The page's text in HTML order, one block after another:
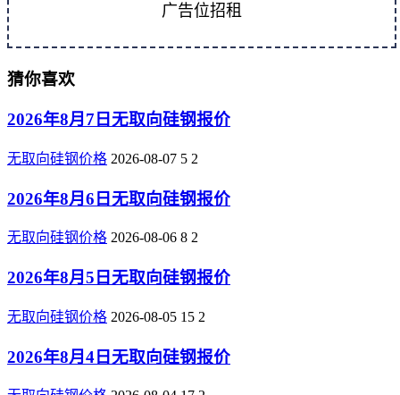
广告位招租
猜你喜欢
2026年8月7日无取向硅钢报价
无取向硅钢价格 2026-08-07 5 2
2026年8月6日无取向硅钢报价
无取向硅钢价格 2026-08-06 8 2
2026年8月5日无取向硅钢报价
无取向硅钢价格 2026-08-05 15 2
2026年8月4日无取向硅钢报价